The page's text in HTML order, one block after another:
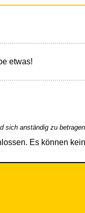
etwas!
sich anständig zu
Es können